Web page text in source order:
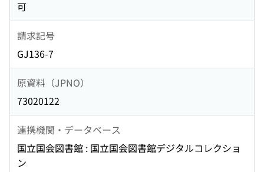
可
請求記号
GJ136-7
原資料（JPNO）
73020122
連携機関・データベース
国立国会図書館 : 国立国会図書館デジタルコレクショ
ン